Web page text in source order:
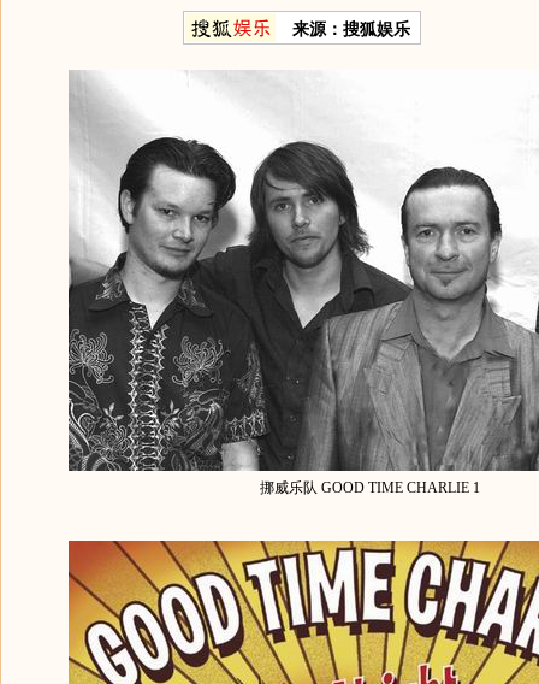
来源：搜狐娱乐
挪威乐队 GOOD TIME CHARLIE 1